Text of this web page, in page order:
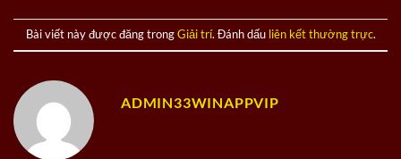
Bài viết này được đăng trongGiải trí. Đánh dấu liên kết thường trực.
ADMIN33WINAPPVIP